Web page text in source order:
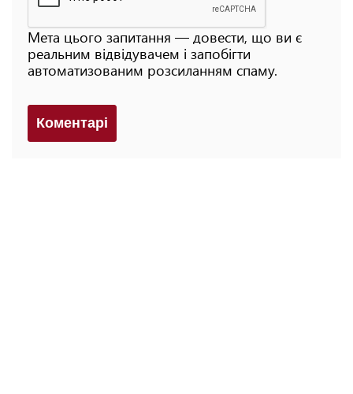
Мета цього запитання — довести, що ви є
реальним відвідувачем і запобігти
автоматизованим розсиланням спаму.
Коментарi